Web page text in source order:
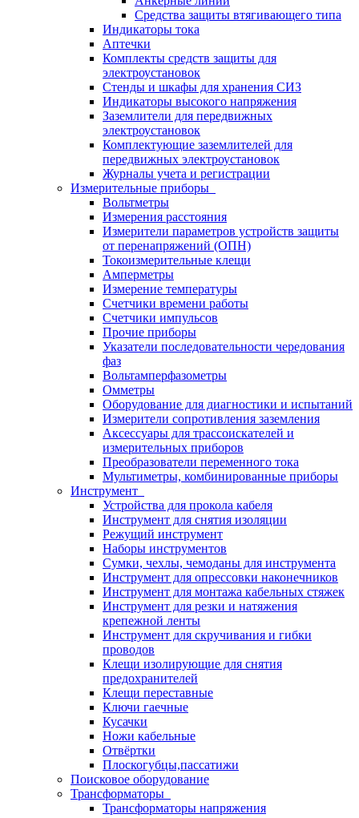
Средства защиты втягивающего типа
Индикаторы тока
Аптечки
Комплекты средств защиты для
электроустановок
Стенды и шкафы для хранения СИЗ
Индикаторы высокого напряжения
Заземлители для передвижных
электроустановок
Комплектующие заземлителей для
передвижных электроустановок
Журналы учета и регистрации
Измерительные приборы
Вольтметры
Измерения расстояния
Измерители параметров устройств защиты
от перенапряжений (ОПН)
Токоизмерительные клещи
Амперметры
Измерение температуры
Счетчики времени работы
Счетчики импульсов
Прочие приборы
Указатели последовательности чередования
фаз
Вольтамперфазометры
Омметры
Оборудование для диагностики и испытаний
Измерители сопротивления заземления
Аксессуары для трассоискателей и
измерительных приборов
Преобразователи переменного тока
Мультиметры, комбинированные приборы
Инструмент
Устройства для прокола кабеля
Инструмент для снятия изоляции
Режущий инструмент
Наборы инструментов
Сумки, чехлы, чемоданы для инструмента
Инструмент для опрессовки наконечников
Инструмент для монтажа кабельных стяжек
Инструмент для резки и натяжения
крепежной ленты
Инструмент для скручивания и гибки
проводов
Клещи изолирующие для снятия
предохранителей
Клещи переставные
Ключи гаечные
Кусачки
Ножи кабельные
Отвёртки
Плоскогубцы,пассатижи
Поисковое оборудование
Трансформаторы
Трансформаторы напряжения